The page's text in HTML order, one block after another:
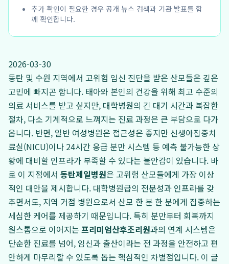
추가 확인이 필요한 경우 공개 뉴스 검색과 기관 발표를 함
께 확인합니다.
2026-03-30
동탄 및 수원 지역에서 고위험 임신 진단을 받은 산모들은 깊은
고민에 빠지곤 합니다. 태아와 본인의 건강을 위해 최고 수준의
의료 서비스를 받고 싶지만, 대학병원의 긴 대기 시간과 복잡한
절차, 다소 기계적으로 느껴지는 진료 과정은 큰 부담으로 다가
옵니다. 반면, 일반 여성병원은 접근성은 좋지만 신생아집중치
료실(NICU)이나 24시간 응급 분만 시스템 등 예측 불가능한 상
황에 대비할 인프라가 부족할 수 있다는 불안감이 있습니다. 바
로 이 지점에서 동탄제일병원은 고위험 산모들에게 가장 이상
적인 대안을 제시합니다. 대학병원급의 전문성과 인프라를 갖
추면서도, 지역 거점 병원으로서 산모 한 분 한 분에게 집중하는
세심한 케어를 제공하기 때문입니다. 특히 분만부터 회복까지
원스톱으로 이어지는 프리미엄산후조리원과의 연계 시스템은
단순한 진료를 넘어, 임신과 출산이라는 전 과정을 안전하고 편
안하게 마무리할 수 있도록 돕는 핵심적인 차별점입니다. 이 글